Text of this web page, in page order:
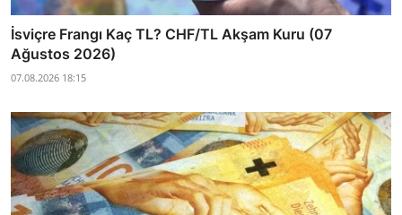
İsviçre Frangı Kaç TL? CHF/TL Akşam Kuru (07
Ağustos 2026)
07.08.2026 18:15